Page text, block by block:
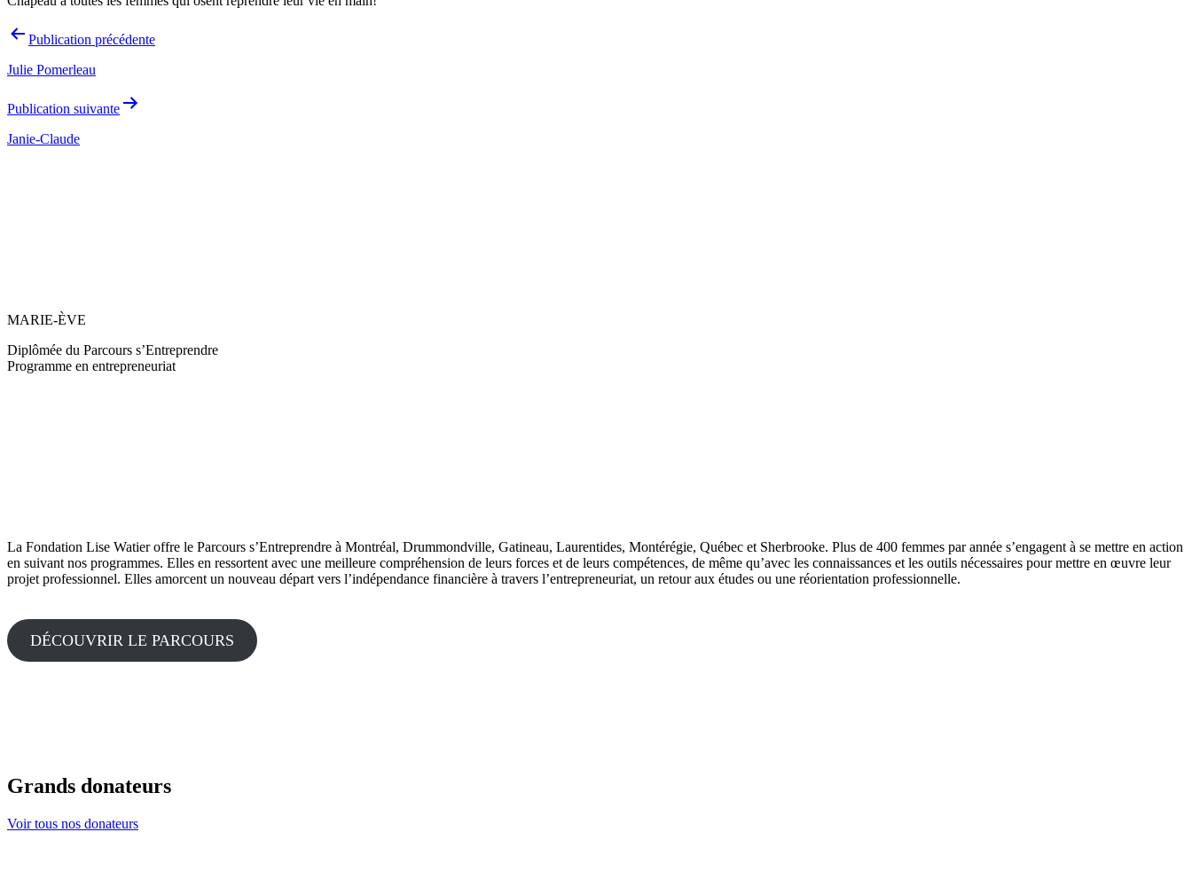
Navigation
l’article
Publication précédente
Julie Pomerleau
Publication suivante
Janie-Claude
MARIE-ÈVE
Diplômée du Parcours s’Entreprendre
Programme en entrepreneuriat
La Fondation Lise Watier offre le Parcours s’Entreprendre à Montréal, Drummondville, Gatineau, Laurentides, Montérégie, Québec et Sherbrooke. Plus de 400 femmes par année s’engagent à se mettre en action
en suivant nos programmes. Elles en ressortent avec une meilleure compréhension de leurs forces et de leurs compétences, de même qu’avec les connaissances et les outils nécessaires pour mettre en œuvre leur
projet professionnel. Elles amorcent un nouveau départ vers l’indépendance financière à travers l’entrepreneuriat, un retour aux études ou une réorientation professionnelle.
DÉCOUVRIR LE PARCOURS
Grands donateurs
Voir tous nos donateurs